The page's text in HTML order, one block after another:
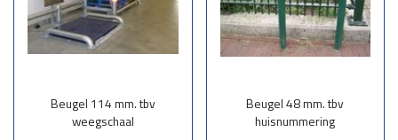
Beugel 114 mm. tbv
weegschaal
Beugel 48 mm. tbv
huisnummering